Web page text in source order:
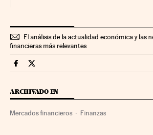
El análisis de la actualidad económica y las
financieras más relevantes
Mercados Financieros Cinco Días en
Mercados Financieros Cinco Días en
ARCHIVADO EN
Mercados financieros Finanzas